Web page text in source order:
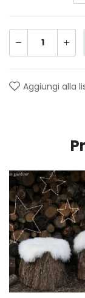
Aggiungi alla